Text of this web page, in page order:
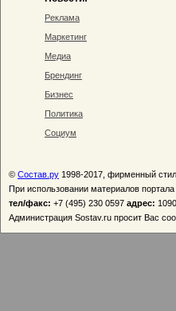
Реклама
Маркетинг
Медиа
Брендинг
Бизнес
Политика
Социум
© Состав.ру 1998-2017, фирменный
При использовании материалов
тел/факс: +7 (495) 230 0597 адрес:
Администрация Sostav.ru просит Вас